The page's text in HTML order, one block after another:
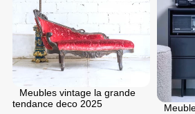
Meubles vintage la grande
tendance deco 2025